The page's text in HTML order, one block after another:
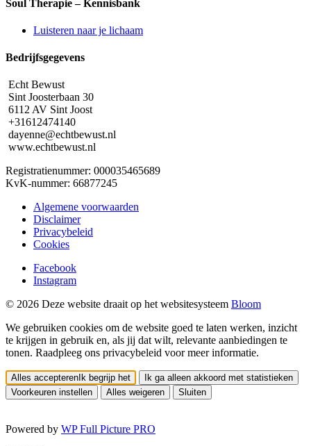
Soul Therapie – Kennisbank
Luisteren naar je lichaam
Bedrijfsgegevens
Echt Bewust
Sint Joosterbaan 30
6112 AV Sint Joost
+31612474140
dayenne@echtbewust.nl
www.echtbewust.nl
Registratienummer: 000035465689
KvK-nummer: 66877245
Algemene voorwaarden
Disclaimer
Privacybeleid
Cookies
Facebook
Instagram
© 2026 Deze website draait op het websitesysteem Bloom
We gebruiken cookies om de website goed te laten werken, inzicht
te krijgen in gebruik en, als jij dat wilt, relevante aanbiedingen te
tonen. Raadpleeg ons privacybeleid voor meer informatie.
Alles accepteren Ik begrijp het
Ik ga alleen akkoord met statistieken
Voorkeuren instellen
Alles weigeren Sluiten
Powered by WP Full Picture PRO